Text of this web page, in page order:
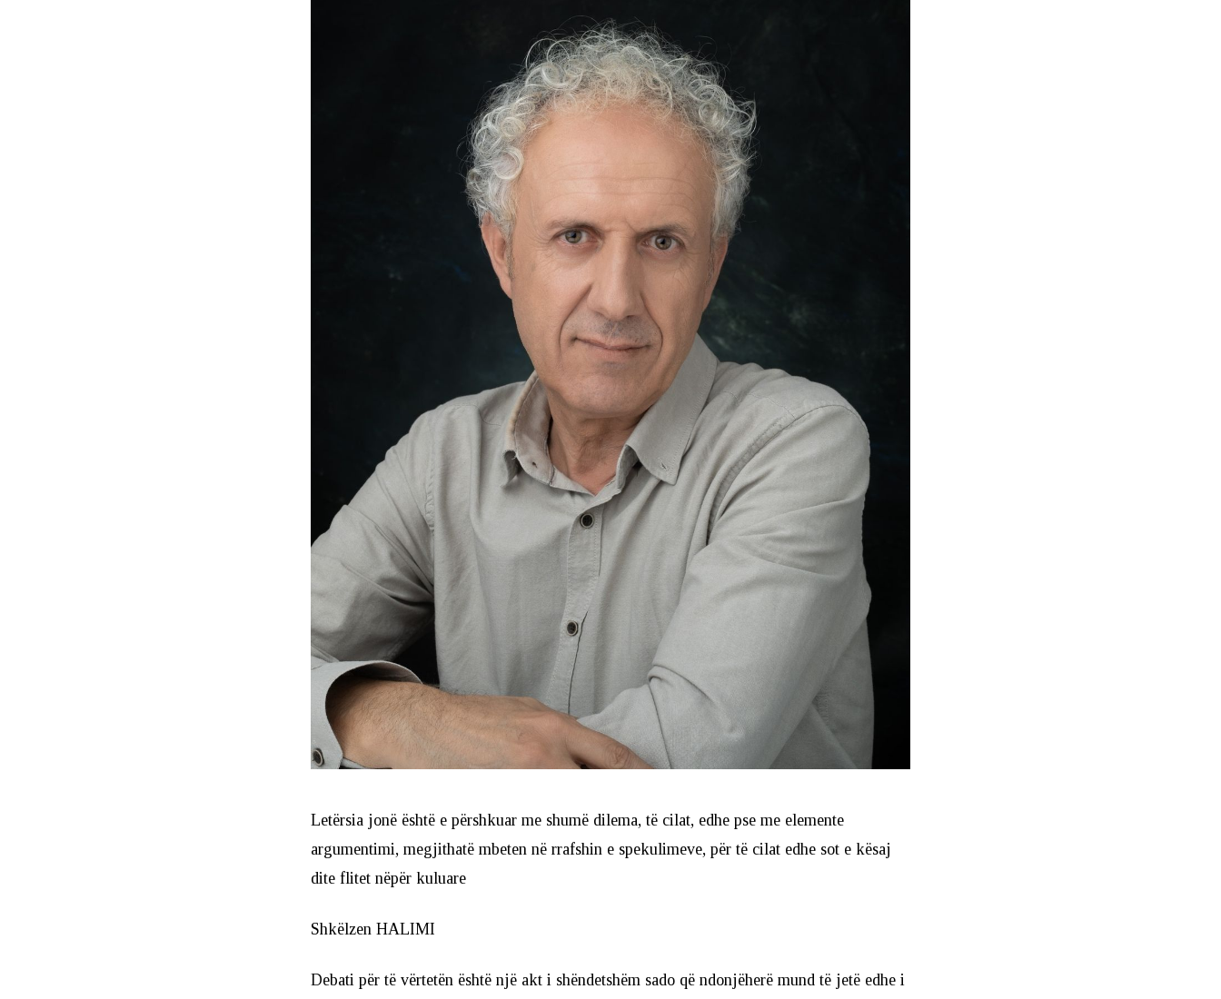
Letërsia jonë është e përshkuar me shumë dilema, të cilat, edhe pse me elemente
argumentimi, megjithatë mbeten në rrafshin e spekulimeve, për të cilat edhe sot e kësaj
dite flitet nëpër kuluare
Shkëlzen HALIMI
Debati për të vërtetën është një akt i shëndetshëm sado që ndonjëherë mund të jetë edhe i